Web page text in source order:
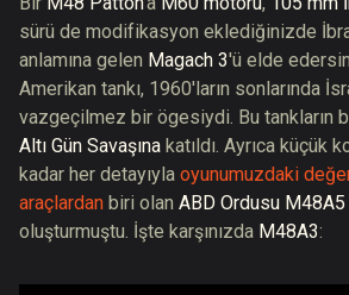
sürü de modifikasyon eklediğinizde
anlamına gelen Magach 3'ü elde
Amerikan tankı, 1960'ların sonlarında
vazgeçilmez bir ögesiydi. Bu tankların
Altı Gün Savaşına katıldı. Ayrıca küçük
kadar her detayıyla oyunumuzdaki
araçlardan biri olan ABD Ordusu M48A5
oluşturmuştu. İşte karşınızda M48A3: